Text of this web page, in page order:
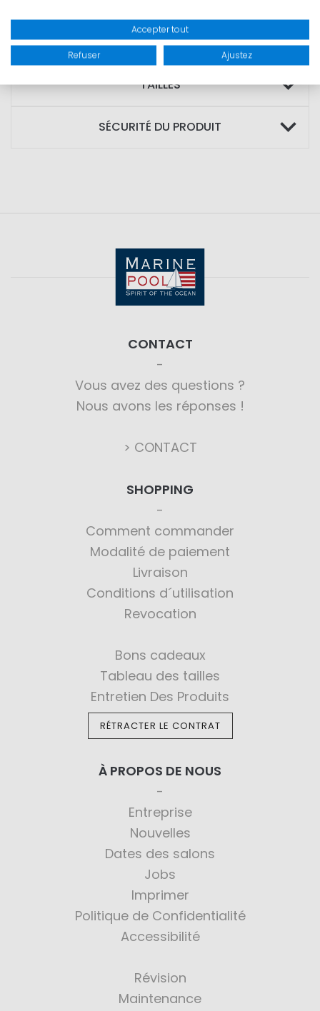
TAILLES
SÉCURITÉ DU PRODUIT
CONTACT
Vous avez des questions ?
Nous avons les réponses !
> CONTACT
SHOPPING
Comment commander
Modalité de paiement
Livraison
Conditions d´utilisation
Revocation
Bons cadeaux
Tableau des tailles
Entretien Des Produits
RÉTRACTER LE CONTRAT
À PROPOS DE NOUS
Entreprise
Nouvelles
Dates des salons
Jobs
Imprimer
Politique de Confidentialité
Accessibilité
Révision
Maintenance
Accepter tout
Refuser Ajustez